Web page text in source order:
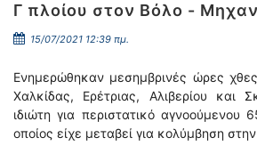
Γ πλοίου στον Βόλο -
15/07/2021 12:39 πμ.
Ενημερώθηκαν μεσημβρινές ώρες
Χαλκίδας, Ερέτριας, Αλιβερίου
ιδιώτη για περιστατικό αγνοούμενου
οποίος είχε μεταβεί για κολύμβηση